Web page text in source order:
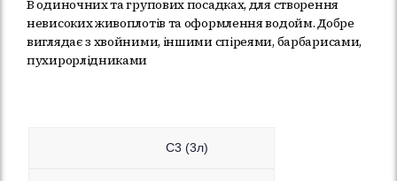
В одиночних та групових посадках, для створення
невисоких живоплотів та оформлення водойм. Добре
виглядає з хвойними, іншими спіреями, барбарисами,
пухирорлідниками
C3 (3л)